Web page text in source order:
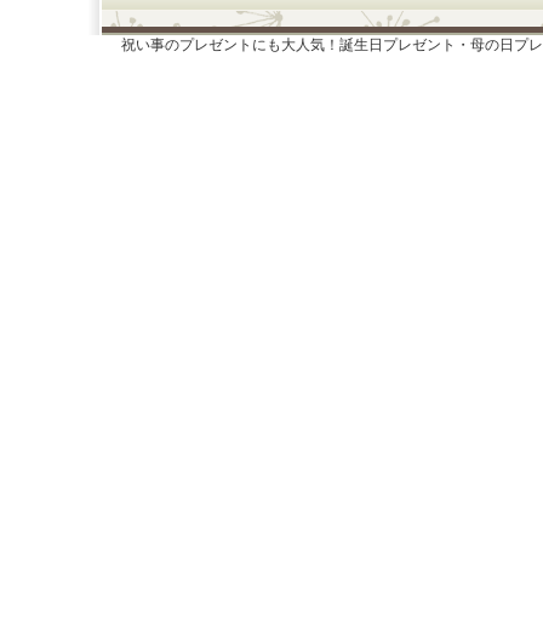
祝い事のプレゼントにも大人気！誕生日プレゼント・母の日プ